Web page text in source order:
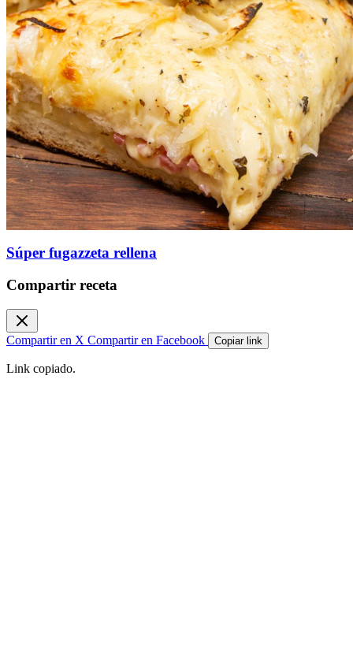
Súper fugazzeta rellena
Compartir receta
Compartir en X Compartir en Facebook Copiar link
Link copiado.